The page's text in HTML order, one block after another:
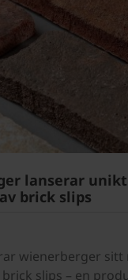
lanserar unikt
brick slips
wienerberger sitt
slips – en